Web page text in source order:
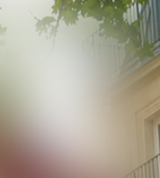
Services